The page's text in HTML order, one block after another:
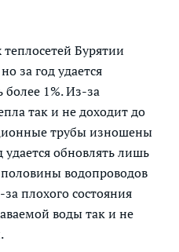
Бурятии
за год удается
1%. Из-за
так и не доходит до
трубы изношены
обновлять лишь
водопроводов
плохого состояния
воды так и не